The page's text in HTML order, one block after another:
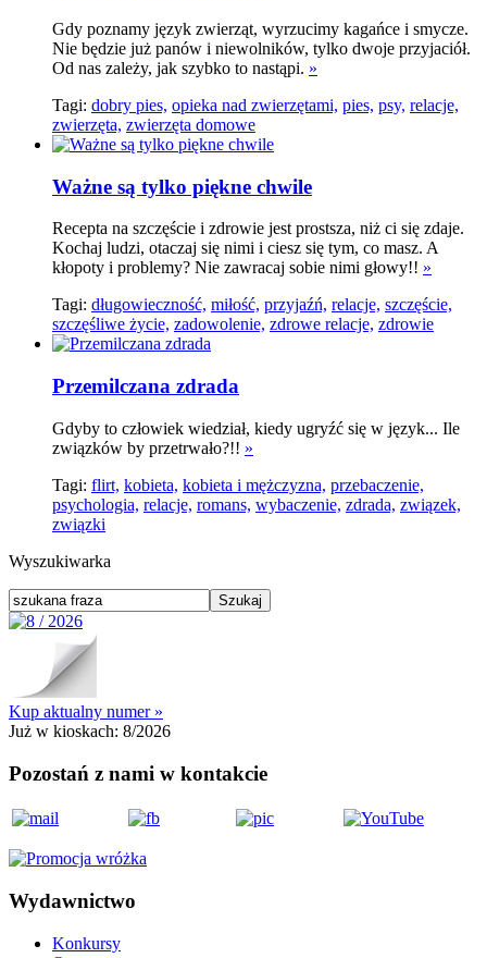
Gdy poznamy język zwierząt, wyrzucimy kagańce i smycze.
Nie będzie już panów i niewolników, tylko dwoje przyjaciół.
Od nas zależy, jak szybko to nastąpi. »
Tagi: dobry pies, opieka nad zwierzętami, pies, psy, relacje,
zwierzęta, zwierzęta domowe
Ważne są tylko piękne chwile
Recepta na szczęście i zdrowie jest prostsza, niż ci się zdaje.
Kochaj ludzi, otaczaj się nimi i ciesz się tym, co masz. A
kłopoty i problemy? Nie zawracaj sobie nimi głowy!! »
Tagi: długowieczność, miłość, przyjaźń, relacje, szczęście,
szczęśliwe życie, zadowolenie, zdrowe relacje, zdrowie
Przemilczana zdrada
Gdyby to człowiek wiedział, kiedy ugryźć się w język... Ile
związków by przetrwało?!! »
Tagi: flirt, kobieta, kobieta i mężczyzna, przebaczenie,
psychologia, relacje, romans, wybaczenie, zdrada, związek,
związki
Wyszukiwarka
Kup aktualny numer »
Już w kioskach: 8/2026
Pozostań z nami w kontakcie
Wydawnictwo
Konkursy